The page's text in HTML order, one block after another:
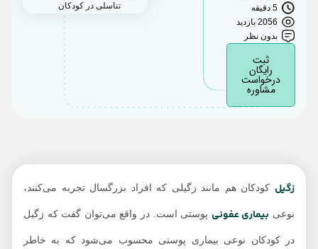
5 دقیقه
2056 بازدید
بدون نظر
رایگان
درخواست
مشاوره
تناسلی در کودکان
کودکان هم مانند زگیلی که افراد بزرگسال تجربه می‌کنند،
نوعیبیماری عفونیپوستی است. در واقع می‌توان گفت که زگیل
در کودکان نوعی بیماری پوستی محسوب می‌شود که به خاطر